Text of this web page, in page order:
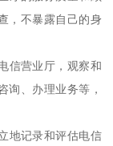
，不暴露自己的身
信营业厅，观察和
询、办理业务等，
地记录和评估电信